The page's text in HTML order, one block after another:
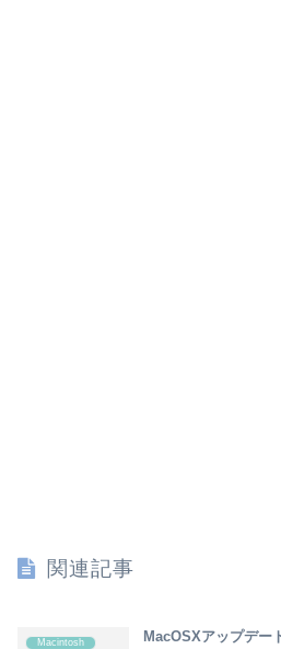
関連記事
Macintosh MacOSXアップデー